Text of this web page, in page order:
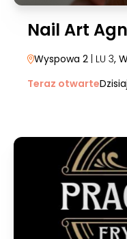
Nail Art
Wyspowa 2 | LU 3,
Teraz otwarte